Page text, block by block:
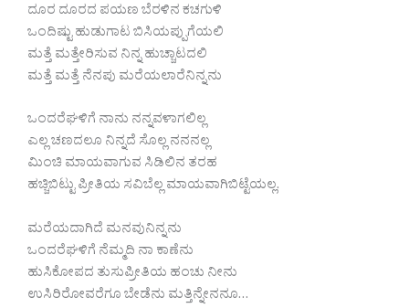
ದೂರ ದೂರದ ಪಯಣ‌ ಬೆರಳಿನ ಕಚಗುಳಿ
ಒಂದಿಷ್ಟು ಹುಡುಗಾಟ ಬಿಸಿಯಪ್ಪುಗೆಯಲಿ
ಮತ್ತೆ ಮತ್ತೇರಿಸುವ ನಿನ್ನ ಹುಚ್ಚಾಟದಲಿ
ಮತ್ತೆ ಮತ್ತೆ ನೆನಪು ಮರೆಯಲಾರೆ‌ನಿನ್ನನು
ಒಂದರೆಘಳಿಗೆ ನಾನು ನನ್ನವಳಾಗಲಿಲ್ಲ
ಎಲ್ಲ ಚಣದಲೂ ನಿನ್ನದೆ ಸೊಲ್ಲ‌ ನನನಲ್ಲ
ಮಿಂಚಿ ಮಾಯವಾಗುವ ಸಿಡಿಲಿನ ತರಹ
ಹಚ್ಚಿಬಿಟ್ಟು ಪ್ರೀತಿಯ ಸವಿಬೆಲ್ಲ ಮಾಯವಾಗಿಬಿಟ್ಟೆಯಲ್ಲ.
ಮರೆಯದಾಗಿದೆ ಮನವು‌ನಿನ್ನನು
ಒಂದರೆಘಳಿಗೆ ನೆಮ್ಮದಿ ನಾ ಕಾಣೆನು
ಹುಸಿಕೋಪದ ತುಸುಪ್ರೀತಿ‌ಯ ಹಂಚು ನೀನು
ಉಸಿರಿರೋವರೆಗೂ ಬೇಡೆನು ಮತ್ತಿನ್ನೇನನೂ…